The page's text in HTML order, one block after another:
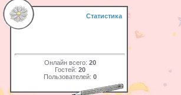
Статистика
Онлайн всего: 20
Гостей: 20
Пользователей: 0